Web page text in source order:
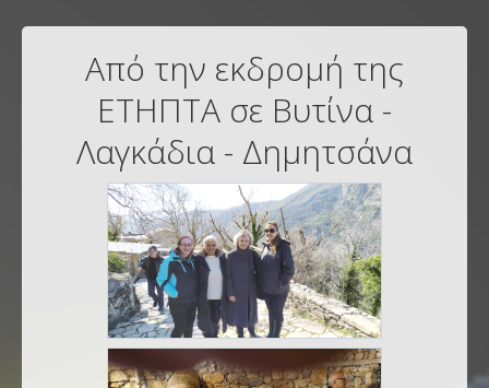
Από την εκδρομή της
ΕΤΗΠΤΑ σε Βυτίνα -
Λαγκάδια - Δημητσάνα